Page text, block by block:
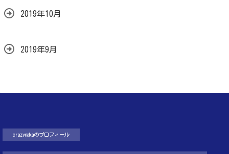
2019年10月
2019年9月
crazynakaのプロフィール